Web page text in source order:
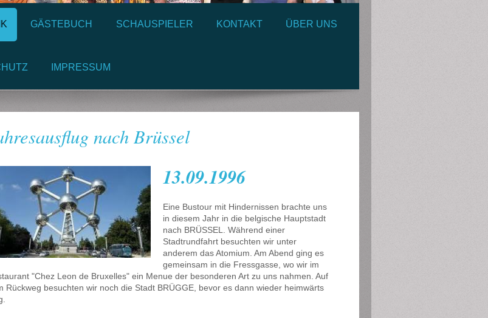
GÄSTEBUCH SCHAUSPIELER KONTAKT ÜBER UNS
IMPRESSUM
nach Brüssel
13.09.1996
Eine Bustour mit Hindernissen brachte uns
in diesem Jahr in die belgische Hauptstadt
nach BRÜSSEL. Während einer
Stadtrundfahrt besuchten wir unter
anderem das Atomium. Am Abend ging es
gemeinsam in die Fressgasse, wo wir im
"Chez Leon de Bruxelles" ein Menue der besonderen Art zu uns nahmen. Auf
Rückweg besuchten wir noch die Stadt BRÜGGE, bevor es dann wieder heimwärts